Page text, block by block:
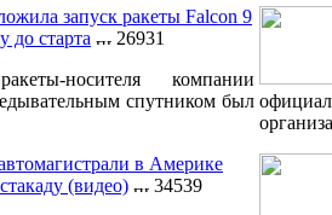
запуск ракеты Falcon 9
до старта
26931
носителя компании
спутником был
в Америке
(видео)
34539